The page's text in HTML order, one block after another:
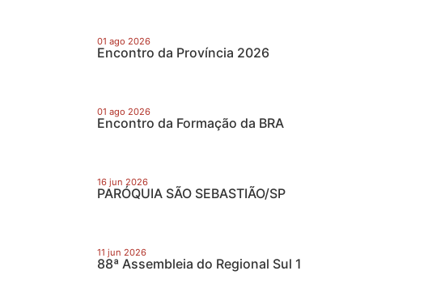
01 ago 2026
Encontro da Província 2026
01 ago 2026
Encontro da Formação da BRA
16 jun 2026
PARÓQUIA SÃO SEBASTIÃO/SP
11 jun 2026
88ª Assembleia do Regional Sul 1